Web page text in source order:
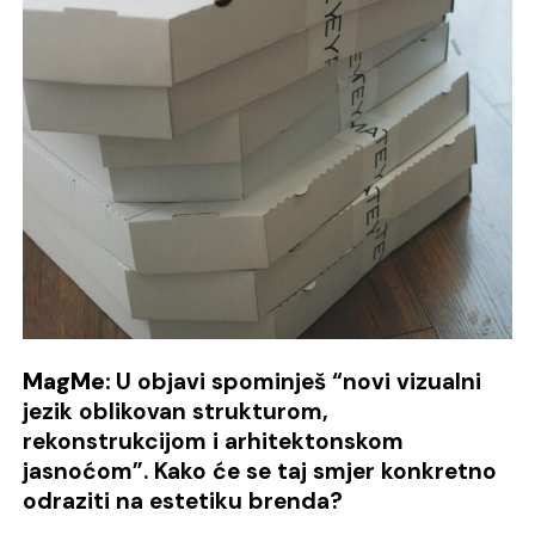
MagMe: U objavi spominješ “novi vizualni
jezik oblikovan strukturom,
rekonstrukcijom i arhitektonskom
jasnoćom”. Kako će se taj smjer konkretno
odraziti na estetiku brenda?